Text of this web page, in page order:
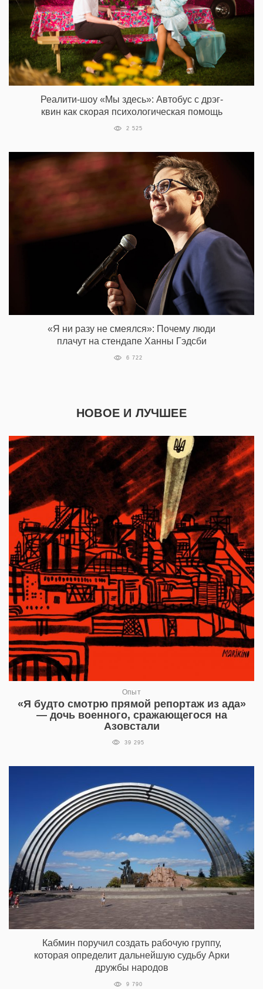
Реалити-шоу «Мы здесь»: Автобус с дрэг-
квин как скорая психологическая помощь
2 525
«Я ни разу не смеялся»: Почему люди
плачут на стендапе Ханны Гэдсби
6 722
НОВОЕ И ЛУЧШЕЕ
Опыт
«Я будто смотрю прямой репортаж из ада»
— дочь военного, сражающегося на
Азовстали
39 295
Кабмин поручил создать рабочую группу,
которая определит дальнейшую судьбу Арки
дружбы народов
9 790